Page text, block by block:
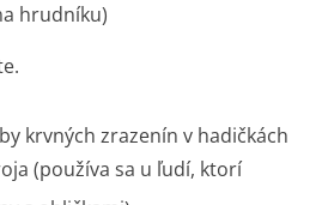
hrudníku)
krvných zrazenín v hadičkách
(používa sa u ľudí, ktorí